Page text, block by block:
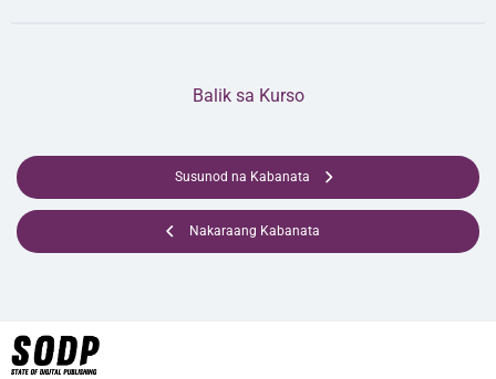
Nakaraang Kabanata
Balik sa Kurso
Susunod na Kabanata